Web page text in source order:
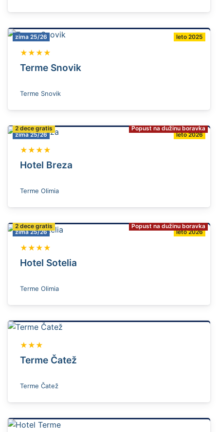
zima 25/26 leto 2025
★★★★
Terme Snovik
Terme Snovik
zima 25/26 leto 2026
2 dece gratis Popust na dužinu boravka
★★★★
Hotel Breza
Terme Olimia
zima 25/26 leto 2026
2 dece gratis Popust na dužinu boravka
★★★★
Hotel Sotelia
Terme Olimia
★★★
Terme Čatež
Terme Čatež